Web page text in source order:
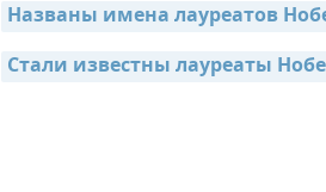
Названы имена лауреатов
Стали известны лауреаты